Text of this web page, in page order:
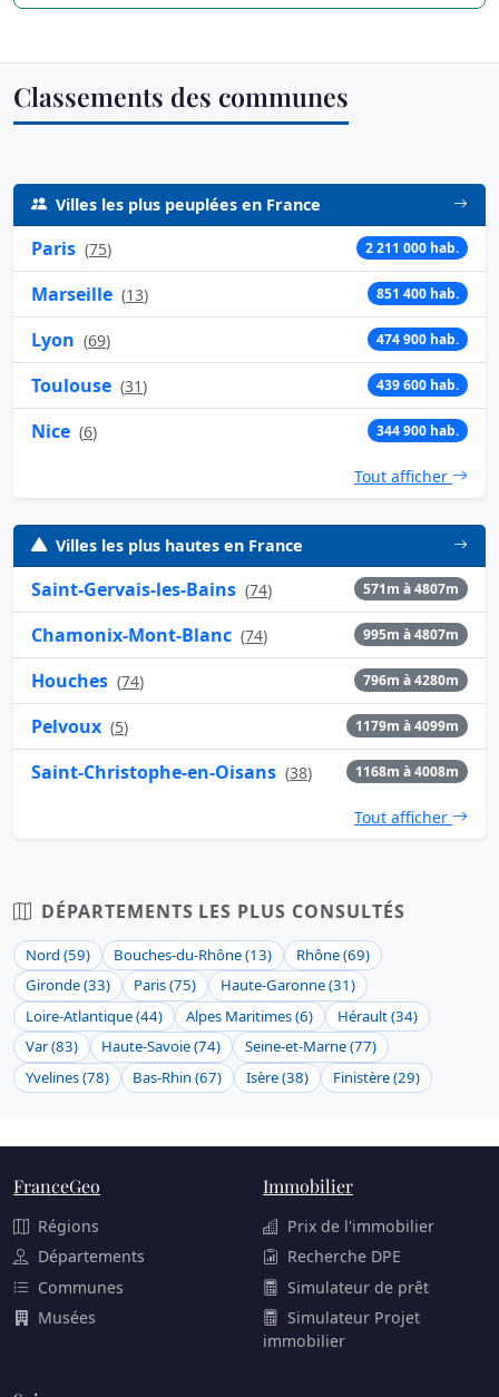
Classements des communes
Villes les plus peuplées en France
Paris (75) 2 211 000 hab.
Marseille (13) 851 400 hab.
Lyon (69) 474 900 hab.
Toulouse (31) 439 600 hab.
Nice (6) 344 900 hab.
Tout afficher
Villes les plus hautes en France
Saint-Gervais-les-Bains (74) 571m à 4807m
Chamonix-Mont-Blanc (74) 995m à 4807m
Houches (74) 796m à 4280m
Pelvoux (5) 1179m à 4099m
Saint-Christophe-en-Oisans (38) 1168m à 4008m
Tout afficher
DÉPARTEMENTS LES PLUS CONSULTÉS
Nord (59) Bouches-du-Rhône (13)
Rhône (69)
Gironde (33)
Paris (75)
Haute-Garonne (31)
Loire-Atlantique (44)
Alpes Maritimes (6)
Hérault (34)
Var (83)
Haute-Savoie (74)
Seine-et-Marne (77)
Yvelines (78)
Bas-Rhin (67) Isère (38) Finistère (29)
FranceGeo
Régions
Départements
Communes
Musées
Immobilier
Prix de l'immobilier
Recherche DPE
Simulateur de prêt
Simulateur Projet
immobilier